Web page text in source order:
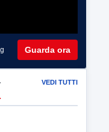
Guarda ora
VEDI TUTTI